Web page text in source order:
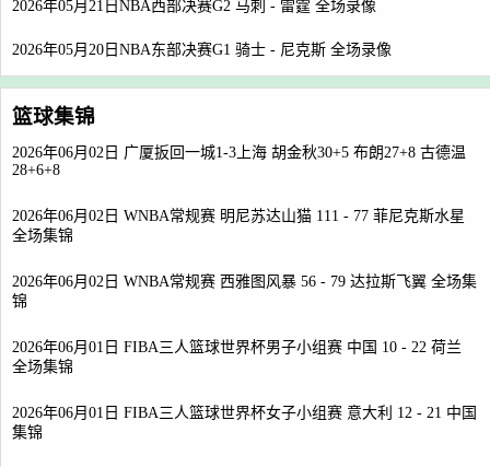
2026年05月21日NBA西部决赛G2 马刺 - 雷霆 全场录像
2026年05月20日NBA东部决赛G1 骑士 - 尼克斯 全场录像
篮球集锦
2026年06月02日 广厦扳回一城1-3上海 胡金秋30+5 布朗27+8 古德温
28+6+8
2026年06月02日 WNBA常规赛 明尼苏达山猫 111 - 77 菲尼克斯水星
全场集锦
2026年06月02日 WNBA常规赛 西雅图风暴 56 - 79 达拉斯飞翼 全场集
锦
2026年06月01日 FIBA三人篮球世界杯男子小组赛 中国 10 - 22 荷兰
全场集锦
2026年06月01日 FIBA三人篮球世界杯女子小组赛 意大利 12 - 21 中国
集锦